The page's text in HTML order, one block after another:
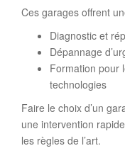
Ces garages offrent
Diagnostic et
Dépannage
Formation pour
technologies
Faire le choix d’un
une intervention
les règles de l’art.